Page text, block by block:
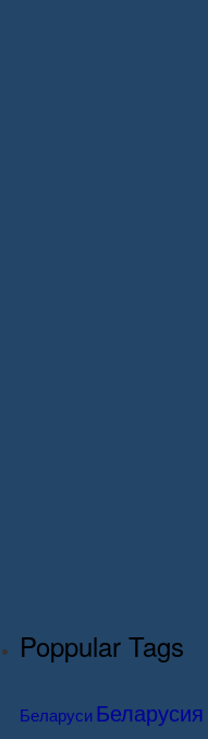
Poppular Tags
БеларусиБеларусия